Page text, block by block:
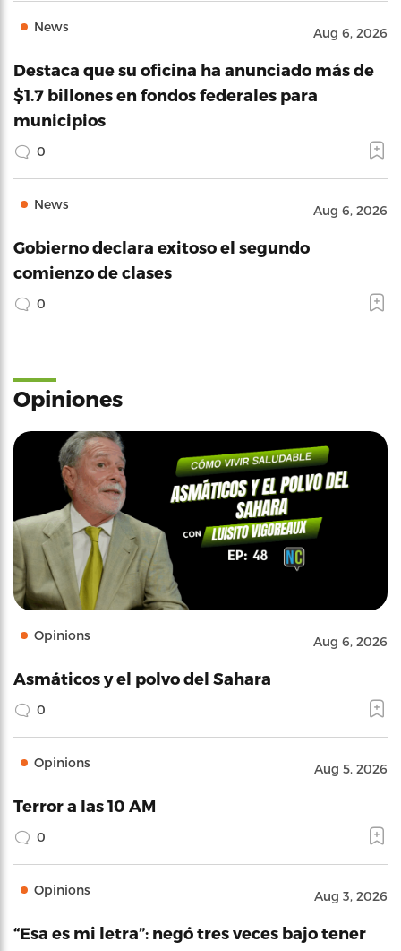
News Aug 6, 2026
Destaca que su oficina ha anunciado más de
$1.7 billones en fondos federales para
municipios
0
News Aug 6, 2026
Gobierno declara exitoso el segundo
comienzo de clases
0
Opiniones
Opinions Aug 6, 2026
Asmáticos y el polvo del Sahara
0
Opinions Aug 5, 2026
Terror a las 10 AM
0
Opinions Aug 3, 2026
“Esa es mi letra”: negó tres veces bajo tener